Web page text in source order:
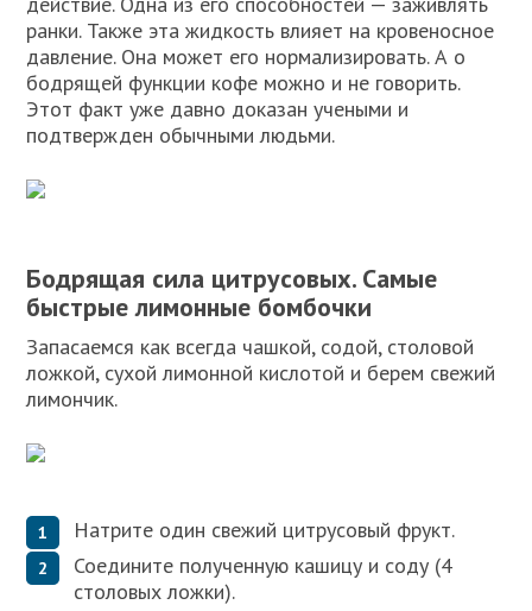
ранки. Также эта жидкость влияет на кровеносное
давление. Она может его нормализировать. А о
бодрящей функции кофе можно и не говорить.
Этот факт уже давно доказан учеными и
подтвержден обычными людьми.
Бодрящая сила цитрусовых. Самые
быстрые лимонные бомбочки
Запасаемся как всегда чашкой, содой, столовой
ложкой, сухой лимонной кислотой и берем свежий
лимончик.
Натрите один свежий цитрусовый фрукт.
Соедините полученную кашицу и соду (4
столовых ложки).